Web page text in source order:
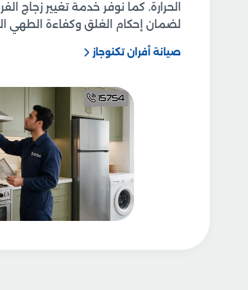
الحرارة. كما نوفر خدمة تغيير زجاج
لضمان إحكام الغلق وكفاءة الطهي
صيانة أفران تكنوجاز